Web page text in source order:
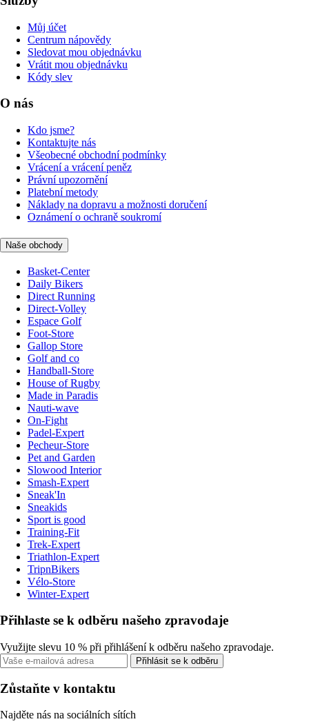
Můj účet
Centrum nápovědy
Sledovat mou objednávku
Vrátit mou objednávku
Kódy slev
O nás
Kdo jsme?
Kontaktujte nás
Všeobecné obchodní podmínky
Vrácení a vrácení peněz
Právní upozornění
Platební metody
Náklady na dopravu a možnosti doručení
Oznámení o ochraně soukromí
Naše obchody
Basket-Center
Daily Bikers
Direct Running
Direct-Volley
Espace Golf
Foot-Store
Gallop Store
Golf and co
Handball-Store
House of Rugby
Made in Paradis
Nauti-wave
On-Fight
Padel-Expert
Pecheur-Store
Pet and Garden
Slowood Interior
Smash-Expert
Sneak'In
Sneakids
Sport is good
Training-Fit
Trek-Expert
Triathlon-Expert
TripnBikers
Vélo-Store
Winter-Expert
Přihlaste se k odběru našeho zpravodaje
Využijte slevu 10 % při přihlášení k odběru našeho zpravodaje.
Přihlásit se k odběru
Zůstaňte v kontaktu
Najděte nás na sociálních sítích